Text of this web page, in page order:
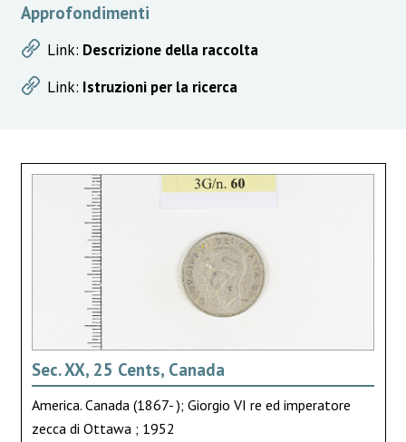
Approfondimenti
Link: Descrizione della raccolta
Link: Istruzioni per la ricerca
Sec. XX, 25 Cents, Canada
America. Canada (1867- ); Giorgio VI re ed imperatore
zecca di Ottawa ; 1952